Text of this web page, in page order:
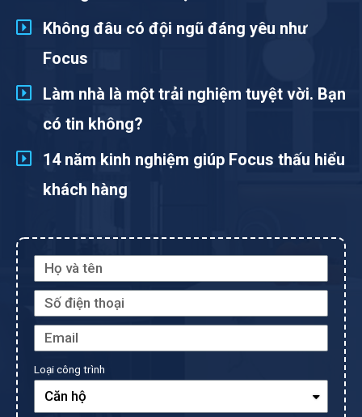
Không đâu có đội ngũ đáng yêu như
Focus
Làm nhà là một trải nghiệm tuyệt vời. Bạn
có tin không?
14 năm kinh nghiệm giúp Focus thấu hiểu
khách hàng
Loại công trình